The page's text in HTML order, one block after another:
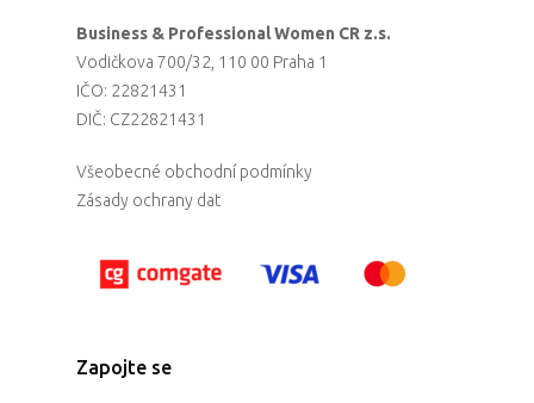
Business & Professional Women CR z.s.
Vodičkova 700/32, 110 00 Praha 1
IČO: 22821431
DIČ: CZ22821431
Všeobecné obchodní podmínky
Zásady ochrany dat
Zapojte se